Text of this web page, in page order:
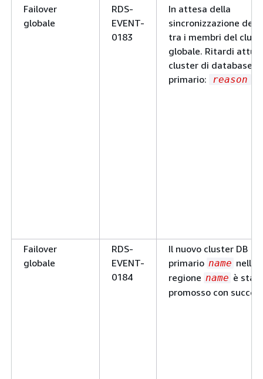
Failover
globale
RDS-
EVENT-
0183
In attesa della
sincronizzazione dei
tra i membri del
globale. Ritardi
cluster di database
primario:
reason
Failover
globale
RDS-
EVENT-
0184
Il nuovo cluster DB
primario name nella
regione name è
promosso con